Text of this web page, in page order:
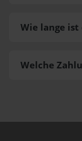
Welche
Wie lange